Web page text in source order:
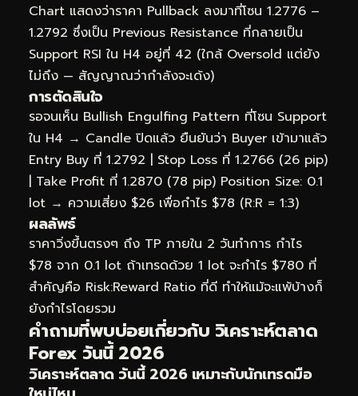
Chart แสดงว่าราคา Pullback ลงมาที่โซน 1.2776 –
1.2792 ซึ่งเป็น Previous Resistance ที่กลายเป็น
Support RSI ใน H4 อยู่ที่ 42 (ใกล้ Oversold แต่ยัง
ไม่ถึง — สัญญาณว่ากำลังจะเด้ง)
การตัดสินใจ
รอจนเห็น Bullish Engulfing Pattern ที่โซน Support
ใน H4 → Candle ปิดแล้ว ยืนยันว่า Buyer เข้ามาแล้ว
Entry Buy ที่ 1.2792 | Stop Loss ที่ 1.2766 (26 pip)
| Take Profit ที่ 1.2870 (78 pip) Position Size: 0.1
lot → ความเสี่ยง $26 เพื่อกำไร $78 (R:R = 1:3)
ผลลัพธ์
ราคาวิ่งขึ้นตรงๆ ถึง TP ภายใน 2 วันทำการ กำไร
$78 จาก 0.1 lot ถ้าเทรดด้วย 1 lot จะกำไร $780 ที่
สำคัญคือ Risk:Reward Ratio ที่ดี ทำให้แม้จะแพ้บ้างก็
ยังกำไรโดยรวม
คำถามที่พบบ่อยเกี่ยวกับ วิเคราะห์ตลาด
Forex วันนี้ 2026
วิเคราะห์ตลาด วันนี้ 2026 เหมาะกับนักเทรดมือ